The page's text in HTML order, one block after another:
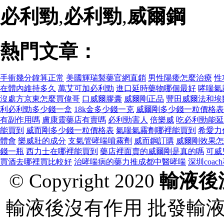
必利勁,必利勁,威爾鋼
熱門文章：
手衝幾分鐘算正常 美國輝瑞製藥官網直銷 男性陽痿怎麼治療 性
在體內維持多久 萬艾可加必利勁 進口延時藥物哪個最好 哮喘
沒處方京東怎麼買偉哥 口威爾膠囊 威爾剛正品 豐田威爾法和
利必利勁多少錢一盒 18k金多少錢一克 威爾剛多少錢一粒價格表
有副作用嗎 膚康靈藥店有賣嗎 必利勁害人 倍樂威 吃必利勁能
能買到 威而剛多少錢一粒價格表 氣喘氣霧劑哪裡能買到 希愛力
體會 樂威壯的成分 支氣管哮喘噴霧劑 威而鋼訂購 威爾剛效果
錢一瓶 西力士在哪裡能買到 藥店裡面賣的威爾剛是真的嗎 可威
買酒去哪裡買比較好 治哮喘病的藥力推成都中醫哮喘 深圳
© Copyright 2020 輸液後
輸液後沒有作用 批發輸